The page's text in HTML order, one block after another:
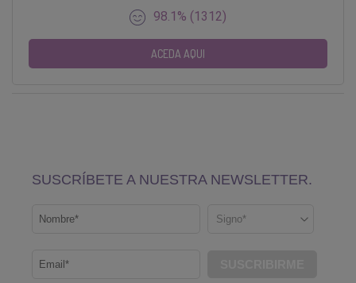
98.1% (1312)
ACEDA AQUI